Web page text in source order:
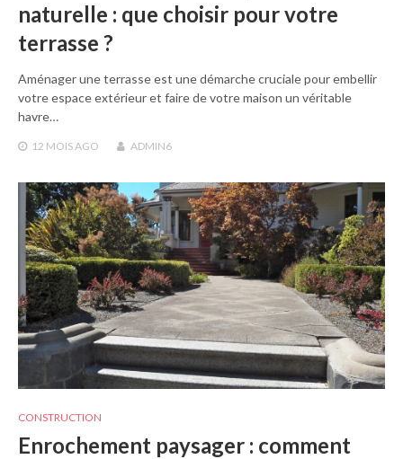
naturelle : que choisir pour votre
terrasse ?
Aménager une terrasse est une démarche cruciale pour embellir
votre espace extérieur et faire de votre maison un véritable
havre…
12 MOISAGO ADMIN6
CONSTRUCTION
Enrochement paysager : comment